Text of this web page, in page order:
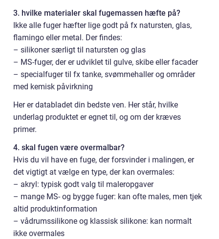
3. hvilke materialer skal fugemassen hæfte på?
Ikke alle fuger hæfter lige godt på fx natursten, glas,
flamingo eller metal. Der findes:
– silikoner særligt til natursten og glas
– MS-fuger, der er udviklet til gulve, skibe eller facader
– specialfuger til fx tanke, svømmehaller og områder
med kemisk påvirkning
Her er databladet din bedste ven. Her står, hvilke
underlag produktet er egnet til, og om der kræves
primer.
4. skal fugen være overmalbar?
Hvis du vil have en fuge, der forsvinder i malingen, er
det vigtigt at vælge en type, der kan overmales:
– akryl: typisk godt valg til maleropgaver
– mange MS- og bygge fuger: kan ofte males, men tjek
altid produktinformation
– vådrumssilikone og klassisk silikone: kan normalt
ikke overmales